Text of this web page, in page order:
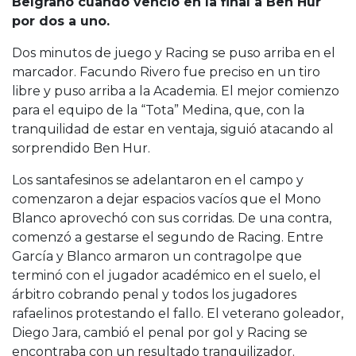
por dos a uno.
Dos minutos de juego y Racing se puso arriba en el
marcador. Facundo Rivero fue preciso en un tiro
libre y puso arriba a la Academia. El mejor comienzo
para el equipo de la “Tota” Medina, que, con la
tranquilidad de estar en ventaja, siguió atacando al
sorprendido Ben Hur.
Los santafesinos se adelantaron en el campo y
comenzaron a dejar espacios vacíos que el Mono
Blanco aprovechó con sus corridas. De una contra,
comenzó a gestarse el segundo de Racing. Entre
García y Blanco armaron un contragolpe que
terminó con el jugador académico en el suelo, el
árbitro cobrando penal y todos los jugadores
rafaelinos protestando el fallo. El veterano goleador,
Diego Jara, cambió el penal por gol y Racing se
encontraba con un resultado tranquilizador.